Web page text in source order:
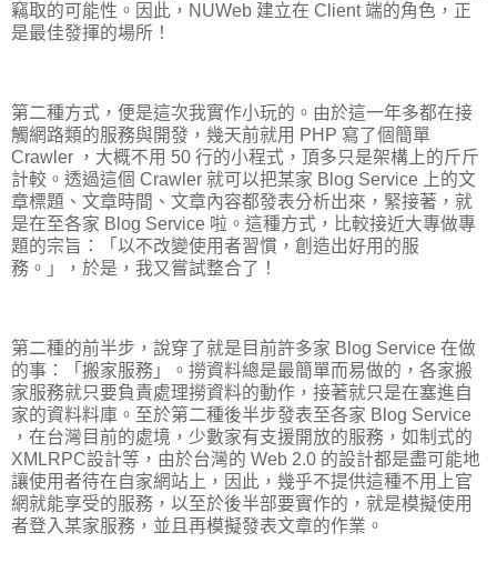
竊取的可能性。因此，NUWeb 建立在 Client 端的角色，正
是最佳發揮的場所！
第二種方式，便是這次我實作小玩的。由於這一年多都在接
觸網路類的服務與開發，幾天前就用 PHP 寫了個簡單
Crawler ，大概不用 50 行的小程式，頂多只是架構上的斤斤
計較。透過這個 Crawler 就可以把某家 Blog Service 上的文
章標題、文章時間、文章內容都發表分析出來，緊接著，就
是在至各家 Blog Service 啦。這種方式，比較接近大專做專
題的宗旨：「以不改變使用者習慣，創造出好用的服
務。」，於是，我又嘗試整合了！
第二種的前半步，說穿了就是目前許多家 Blog Service 在做
的事：「搬家服務」。撈資料總是最簡單而易做的，各家搬
家服務就只要負責處理撈資料的動作，接著就只是在塞進自
家的資料料庫。至於第二種後半步發表至各家 Blog Service
，在台灣目前的處境，少數家有支援開放的服務，如制式的
XMLRPC設計等，由於台灣的 Web 2.0 的設計都是盡可能地
讓使用者待在自家網站上，因此，幾乎不提供這種不用上官
網就能享受的服務，以至於後半部要實作的，就是模擬使用
者登入某家服務，並且再模擬發表文章的作業。